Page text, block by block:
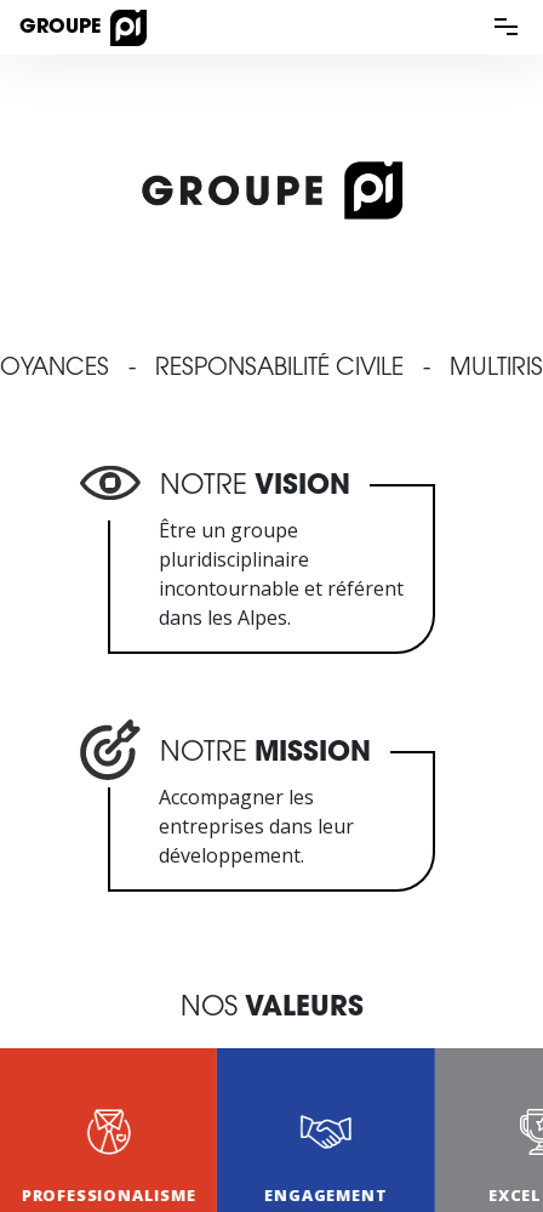
GROUPE
NOS ENGAGEMENTS
CONTACT
- RESPONSABILITÉ CIVILE -
NOTRE VISION
Être un groupe
pluridisciplinaire
incontournable et référent
dans les Alpes.
NOTRE MISSION
Accompagner les
entreprises dans leur
développement.
NOS VALEURS
ENGAGEMENT EXCELLENCE